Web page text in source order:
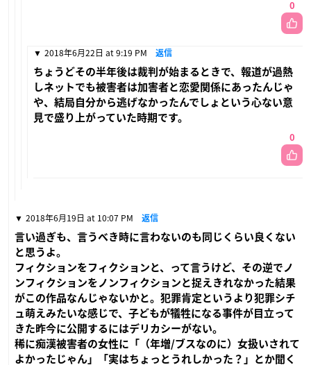
0
2018年6月22日 at 9:19 PM 返信
ちょうどその半年後は裁判が始まるときで、報道が過熱
しネットでも被害者は加害者と恋愛関係にあったんじゃ
や、結局自分から逃げなかったんでしょという心ない意
見で盛り上がっていた時期です。
0
2018年6月19日 at 10:07 PM 返信
言い過ぎも、言うべき時に言わないのも同じくらい良くない
と思うよ。
フィクションをフィクションと、って言うけど、その逆でノ
ンフィクションをノンフィクションと捉えきれなかった結果
がこの作品なんじゃないかと。犯罪肯定というより犯罪シチ
ュ萌えみたいな感じで、子どもが犠牲になる事件が目立って
きた昨今に公開するにはデリカシーがない。
稀に痴漢被害者の女性に「（年増/ブスなのに）女扱いされて
よかったじゃん」「実はちょっとうれしかった？」とか聞く